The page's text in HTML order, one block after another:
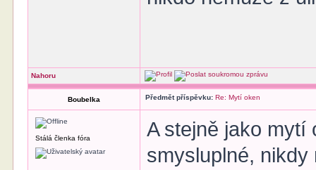
Nahoru
Boubelka Předmět příspěvku: Re: Mytí oken
Stálá členka fóra
A stejně jako mytí
smysluplné,